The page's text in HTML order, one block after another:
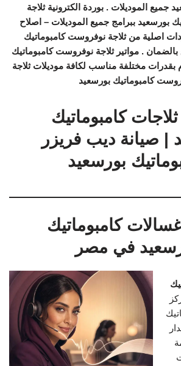
جميع الموديلات . بوردة الكترونية ثلاجة
بورسعيد ببرامج جميع الموديلات – اصلاح
اصلية من ثلاجة نوفروست كامبوماتيك
. مواتير ثلاجة نوفروست كامبوماتيك
بقدرات مختلفة مناسب لكافة موديلات ثلاجة
كامبوماتيك بورسعيد
كامبوماتيك
| صيانة ديب فريزر
بورسعيد
كامبوماتيك
في مصر